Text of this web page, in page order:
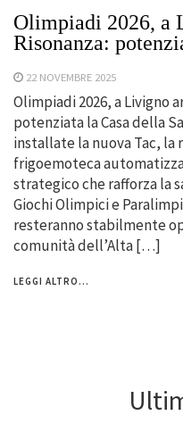
Olimpiadi 2026, a
Risonanza:
22 NOVEMBRE 2025
Olimpiadi 2026, a Livigno
potenziata la Casa della
installate la nuova Tac, la
frigoemoteca
strategico che rafforza la
Giochi Olimpici e
resteranno stabilmente
comunità dell’Alta […]
LEGGI ALTRO...